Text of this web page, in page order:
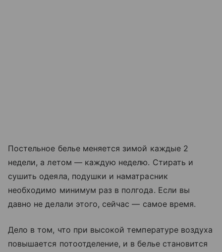
Постельное белье меняется зимой каждые 2
недели, а летом — каждую неделю. Стирать и
сушить одеяла, подушки и наматрасник
необходимо минимум раз в полгода. Если вы
давно не делали этого, сейчас — самое время.
Дело в том, что при высокой температуре воздуха
повышается потоотделение, и в белье становится